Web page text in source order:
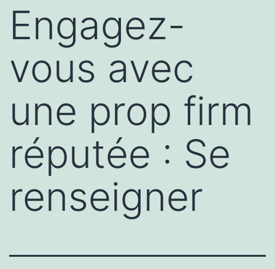
Engagez-
vous avec
une prop firm
réputée : Se
renseigner